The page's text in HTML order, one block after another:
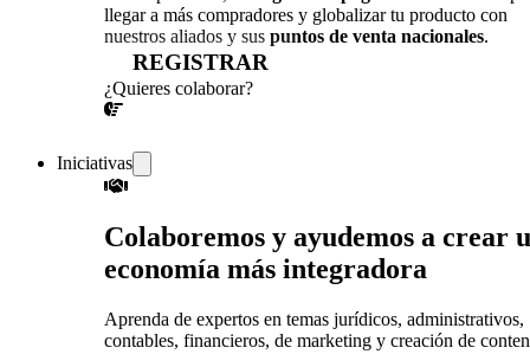
llegar a más compradores y globalizar tu producto con
nuestros aliados y sus puntos de venta nacionales.
REGISTRAR
¿Quieres colaborar?
Iniciativas
Colaboremos y ayudemos a crear
economía más integradora
Aprenda de expertos en temas jurídicos, administrativos,
contables, financieros, de marketing y creación de